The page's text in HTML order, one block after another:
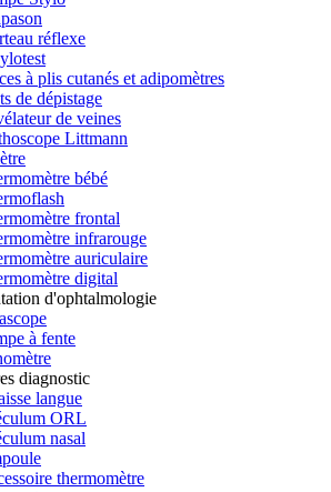
réflexe
à plis cutanés et adipomètres
de dépistage
de veines
Littmann
bébé
frontal
infrarouge
auriculaire
digital
d'ophtalmologie
à fente
diagnostic
langue
ORL
nasal
thermomètre